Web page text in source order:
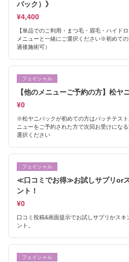
パック）》
¥4,400
【単品でのご利用・まつ毛・眉毛・ハイド
メニューと一緒にご選択ください※初めて
過後施術可）
フェイシャル
【他のメニューご予約の方】松ヤ
¥0
※松ヤニパックが初めての方はパッチテス
ニューをご予約された方で次回お受けにな
選択ください
フェイシャル
≪口コミでお得≫お試しサプリor
ント！
¥0
口コミ投稿&画面提示でお試しサプリかス
ント。
フェイシャル